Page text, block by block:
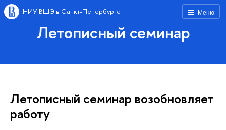
Меню
НИУ ВШЭ в Санкт-Петербурге
Летописный семинар
Летописный семинар возобновляет
работу